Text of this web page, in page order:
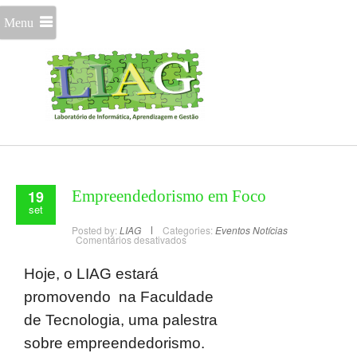
Menu
19
set
Empreendedorismo em Foco
Posted by: LIAG Categories: EventosNotícias
Comentários desativados
Hoje, o LIAG estará
promovendo na Faculdade
de Tecnologia, uma palestra
sobre empreendedorismo.